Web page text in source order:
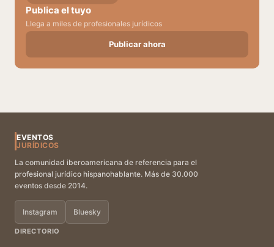
Publica el tuyo
Llega a miles de profesionales jurídicos
Publicar ahora
EVENTOS
JURÍDICOS
La comunidad iberoamericana de referencia para el
profesional jurídico hispanohablante. Más de 30.000
eventos desde 2014.
Instagram Bluesky
DIRECTORIO